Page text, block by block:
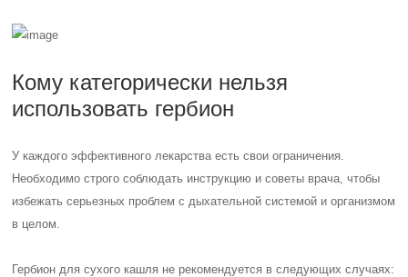
Кому категорически нельзя
использовать гербион
У каждого эффективного лекарства есть свои ограничения.
Необходимо строго соблюдать инструкцию и советы врача, чтобы
избежать серьезных проблем с дыхательной системой и организмом
в целом.
Гербион для сухого кашля не рекомендуется в следующих случаях: